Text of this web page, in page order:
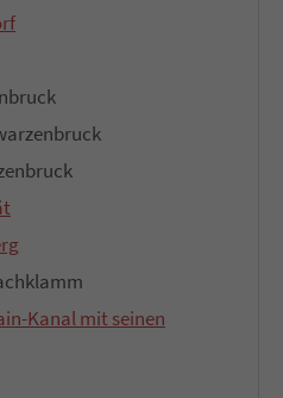
Kanal mit seinen